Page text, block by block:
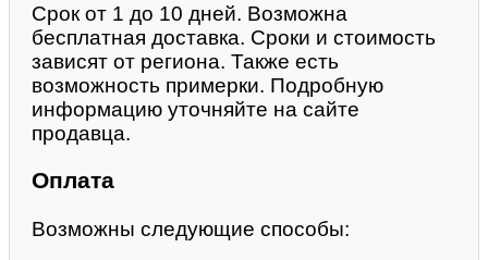
Срок от 1 до 10 дней. Возможна
бесплатная доставка. Сроки и стоимость
зависят от региона. Также есть
возможность примерки. Подробную
информацию уточняйте на сайте
продавца.
Оплата
Возможны следующие способы: